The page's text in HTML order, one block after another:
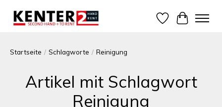
Wunschzettel
Ihr
Startseite / Schlagworte / Reinigung
Artikel mit Schlagwort
Reinigung